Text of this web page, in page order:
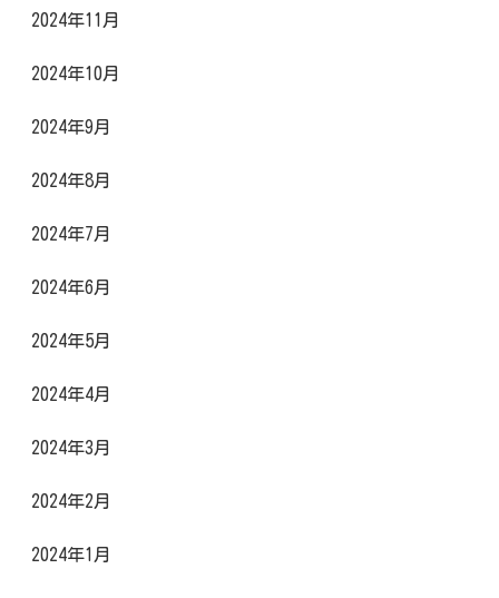
2024年11月
2024年10月
2024年9月
2024年8月
2024年7月
2024年6月
2024年5月
2024年4月
2024年3月
2024年2月
2024年1月